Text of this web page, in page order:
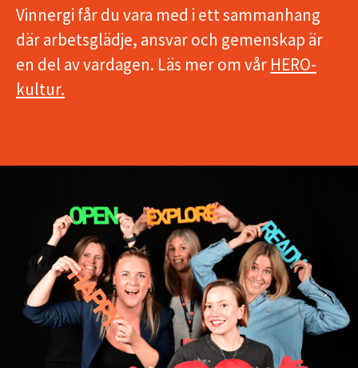
Vinnergi får du vara med i ett sammanhang
där arbetsglädje, ansvar och gemenskap är
en del av vardagen. Läs mer om vår HERO-
kultur.